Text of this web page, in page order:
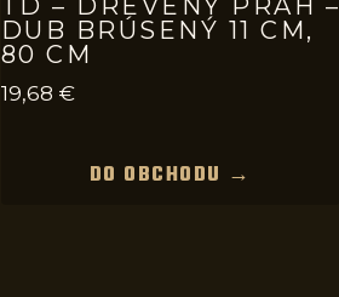
DUB BRÚSENÝ 11 CM,
80 CM
19,68 €
DO OBCHODU →